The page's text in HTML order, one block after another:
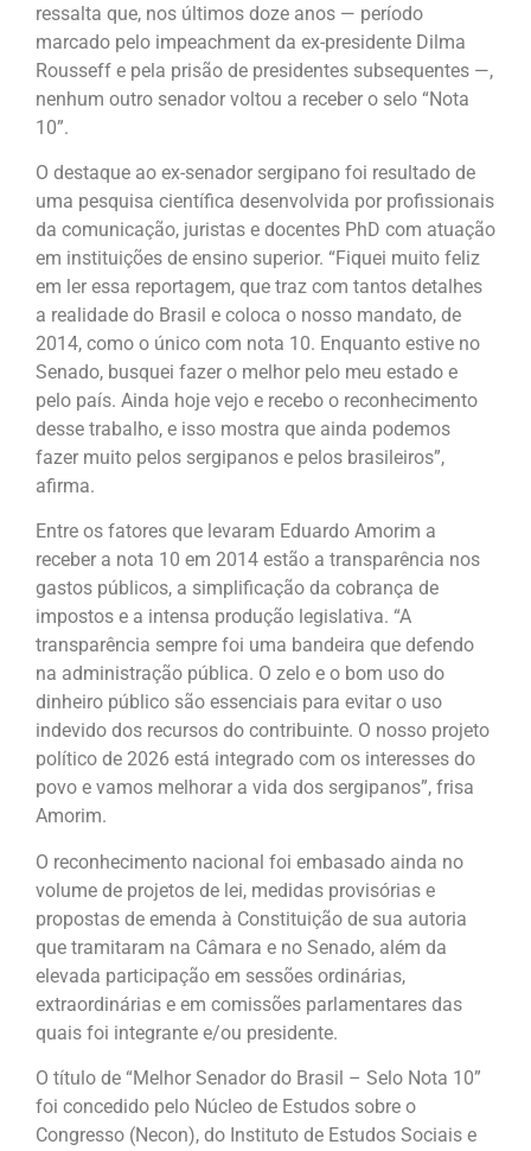
ressalta que, nos últimos doze anos — período
marcado pelo impeachment da ex-presidente Dilma
Rousseff e pela prisão de presidentes subsequentes —,
nenhum outro senador voltou a receber o selo “Nota
10”.
O destaque ao ex-senador sergipano foi resultado de
uma pesquisa científica desenvolvida por profissionais
da comunicação, juristas e docentes PhD com atuação
em instituições de ensino superior. “Fiquei muito feliz
em ler essa reportagem, que traz com tantos detalhes
a realidade do Brasil e coloca o nosso mandato, de
2014, como o único com nota 10. Enquanto estive no
Senado, busquei fazer o melhor pelo meu estado e
pelo país. Ainda hoje vejo e recebo o reconhecimento
desse trabalho, e isso mostra que ainda podemos
fazer muito pelos sergipanos e pelos brasileiros”,
afirma.
Entre os fatores que levaram Eduardo Amorim a
receber a nota 10 em 2014 estão a transparência nos
gastos públicos, a simplificação da cobrança de
impostos e a intensa produção legislativa. “A
transparência sempre foi uma bandeira que defendo
na administração pública. O zelo e o bom uso do
dinheiro público são essenciais para evitar o uso
indevido dos recursos do contribuinte. O nosso projeto
político de 2026 está integrado com os interesses do
povo e vamos melhorar a vida dos sergipanos”, frisa
Amorim.
O reconhecimento nacional foi embasado ainda no
volume de projetos de lei, medidas provisórias e
propostas de emenda à Constituição de sua autoria
que tramitaram na Câmara e no Senado, além da
elevada participação em sessões ordinárias,
extraordinárias e em comissões parlamentares das
quais foi integrante e/ou presidente.
O título de “Melhor Senador do Brasil – Selo Nota 10”
foi concedido pelo Núcleo de Estudos sobre o
Congresso (Necon), do Instituto de Estudos Sociais e